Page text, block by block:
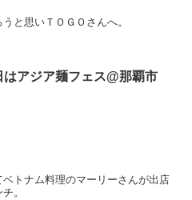
と思いＴＯＧＯさんへ。
はアジア麺フェス@那覇市
トナム料理のマーリーさんが出店
。